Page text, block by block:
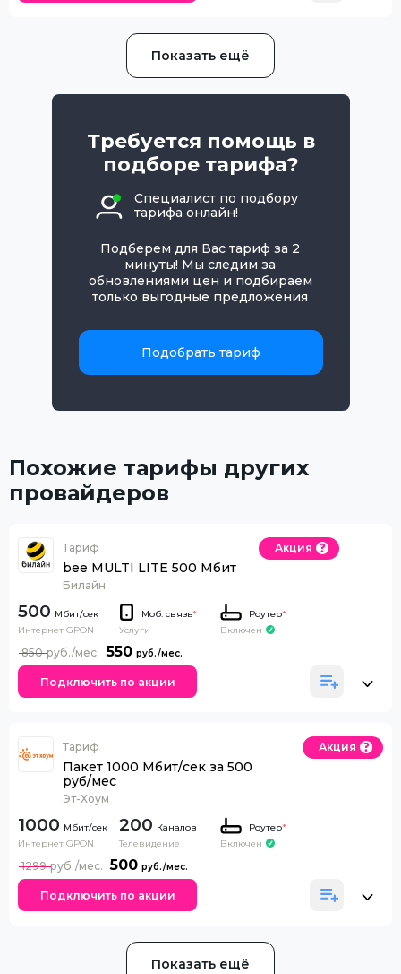
Показать ещё
Требуется помощь в
подборе тарифа?
Специалист по подбору
тарифа онлайн!
Подберем для Вас тариф за 2
минуты! Мы следим за
обновлениями цен и подбираем
только выгодные предложения
Подобрать тариф
Похожие тарифы других
провайдеров
Тариф
bee MULTI LITE 500 Мбит
Билайн
Акция
500
Интернет GPON
Моб. связь*
Услуги
Роутер*
Включен
550
850
Подключить по акции
Тариф
Пакет 1000 Мбит/сек за 500
руб/мес
Эт-Хоум
Акция
1000
Интернет GPON
200 Каналов
Телевидение
Роутер*
Включен
500
1299
Подключить по акции
Показать ещё